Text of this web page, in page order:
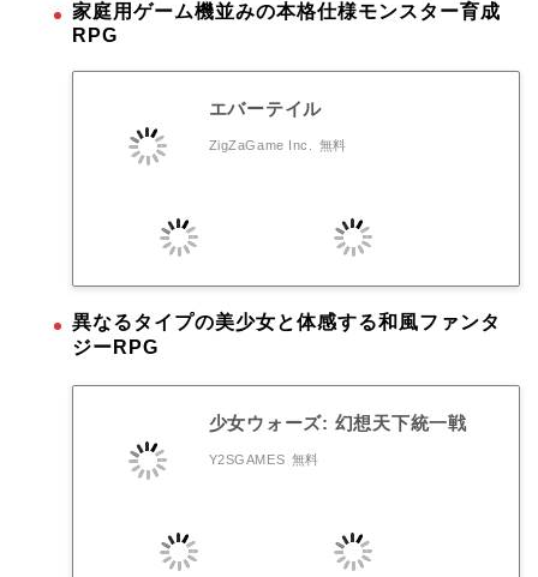
家庭用ゲーム機並みの本格仕様モンスター育成
RPG
エバーテイル
ZigZaGame Inc. 無料
異なるタイプの美少女と体感する和風ファンタ
ジーRPG
少女ウォーズ: 幻想天下統一戦
Y2SGAMES 無料